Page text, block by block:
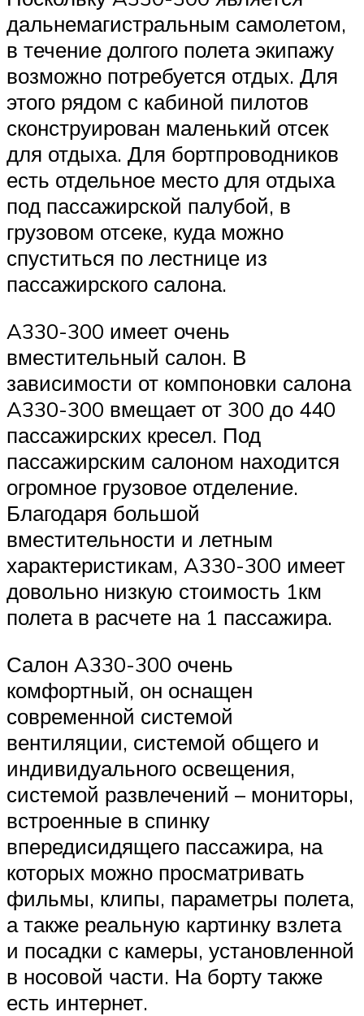
дальнемагистральным самолетом,
в течение долгого полета экипажу
возможно потребуется отдых. Для
этого рядом с кабиной пилотов
сконструирован маленький отсек
для отдыха. Для бортпроводников
есть отдельное место для отдыха
под пассажирской палубой, в
грузовом отсеке, куда можно
спуститься по лестнице из
пассажирского салона.
A330-300 имеет очень
вместительный салон. В
зависимости от компоновки салона
A330-300 вмещает от 300 до 440
пассажирских кресел. Под
пассажирским салоном находится
огромное грузовое отделение.
Благодаря большой
вместительности и летным
характеристикам, A330-300 имеет
довольно низкую стоимость 1км
полета в расчете на 1 пассажира.
Салон A330-300 очень
комфортный, он оснащен
современной системой
вентиляции, системой общего и
индивидуального освещения,
системой развлечений – мониторы,
встроенные в спинку
впередисидящего пассажира, на
которых можно просматривать
фильмы, клипы, параметры полета,
а также реальную картинку взлета
и посадки с камеры, установленной
в носовой части. На борту также
есть интернет.